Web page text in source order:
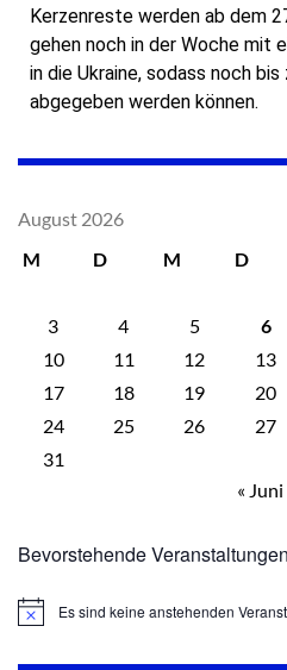
Kerzenreste werden ab dem
gehen noch in der Woche mit
in die Ukraine, sodass noch
abgegeben werden können.
August 2026
M
D M D
3
4 5 6
10
11 12 13
17
18 19 20
24
25 26 27
31
« Juni
Bevorstehende Veranstaltungen
HinweisEs sind keine anstehenden